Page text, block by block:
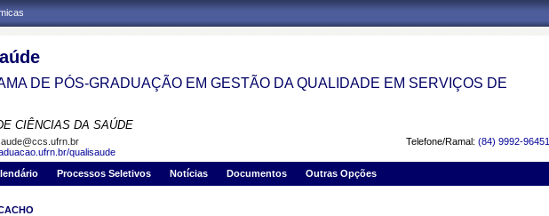
DE PÓS-GRADUAÇÃO EM GESTÃO DA QUALIDADE EM SERVIÇOS DE
CIÊNCIAS DA SAÚDE
Telefone/Ramal: (84) 9992-96451
qualisaude
Processos Seletivos Notícias Documentos Outras Opções